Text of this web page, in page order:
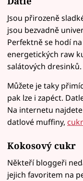
Jsou přirozeně
jsou bezvadně
Perfektně se hodí
energetických raw
salátových dresinků.
Můžete je taky
pak lze i zapéct.
Na internetu
datlové muffiny,
Kokosový cukr
Někteří bloggeři
jejich favoritem na